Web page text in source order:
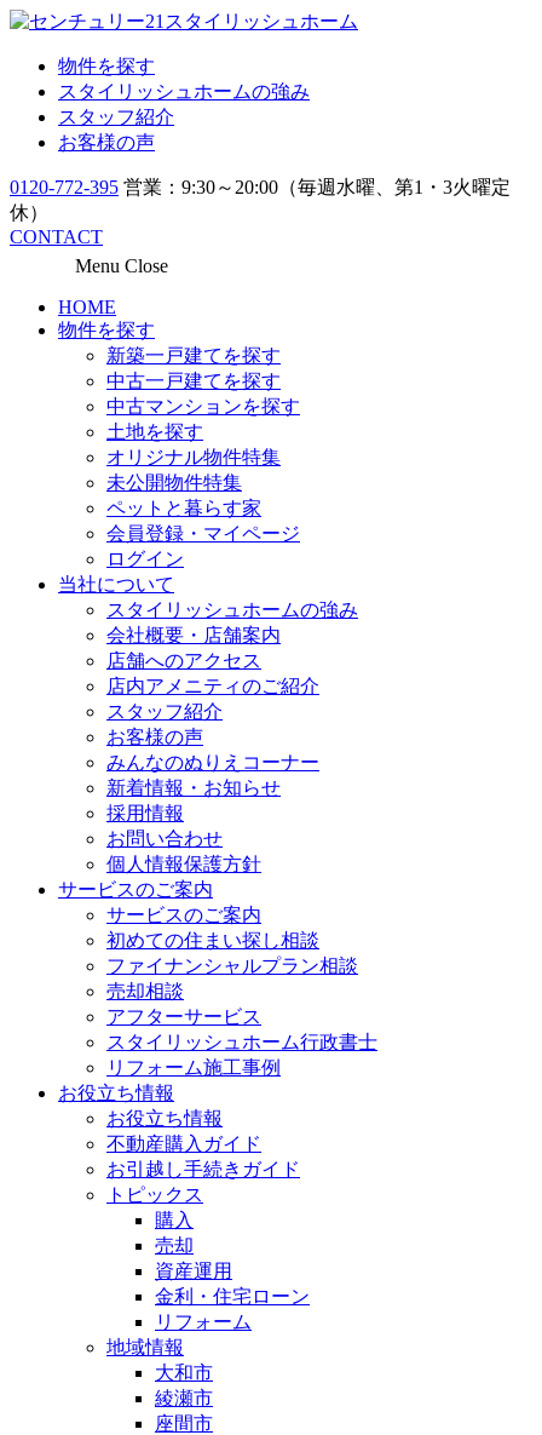
物件を探す
スタイリッシュホームの強み
スタッフ紹介
お客様の声
0120-772-395 営業：9:30～20:00（毎週水曜、第1・3火曜定
休）
CONTACT
Menu Close
HOME
物件を探す
新築一戸建てを探す
中古一戸建てを探す
中古マンションを探す
土地を探す
オリジナル物件特集
未公開物件特集
ペットと暮らす家
会員登録・マイページ
ログイン
当社について
スタイリッシュホームの強み
会社概要・店舗案内
店舗へのアクセス
店内アメニティのご紹介
スタッフ紹介
お客様の声
みんなのぬりえコーナー
新着情報・お知らせ
採用情報
お問い合わせ
個人情報保護方針
サービスのご案内
サービスのご案内
初めての住まい探し相談
ファイナンシャルプラン相談
売却相談
アフターサービス
スタイリッシュホーム行政書士
リフォーム施工事例
お役立ち情報
お役立ち情報
不動産購入ガイド
お引越し手続きガイド
トピックス
購入
売却
資産運用
金利・住宅ローン
リフォーム
地域情報
大和市
綾瀬市
座間市